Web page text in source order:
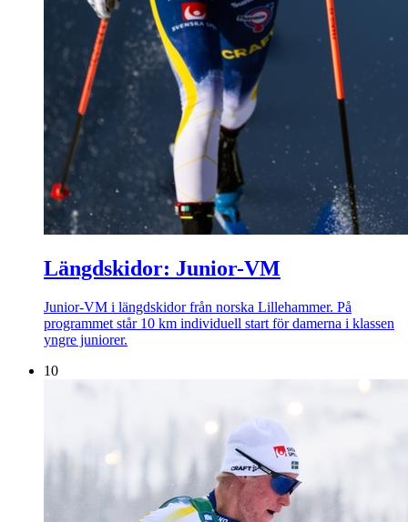
Längdskidor: Junior-VM
Junior-VM i längdskidor från norska Lillehammer. På
programmet står 10 km individuell start för damerna i klassen
yngre juniorer.
10